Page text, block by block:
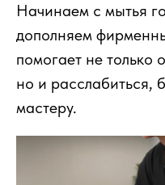
Начинаем с мытья
дополняем
помогает не только
но и расслабиться,
мастеру.